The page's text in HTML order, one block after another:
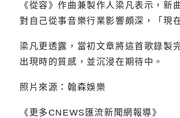
《從容》作曲兼製作人梁凡表示，
對自己從事音樂行業影響頗深，「現
梁凡更透露，當初文章將這首歌錄製
出現時的質感，並沉浸在期待中。
照片來源：翰森娛樂
《更多CNEWS匯流新聞網報導》